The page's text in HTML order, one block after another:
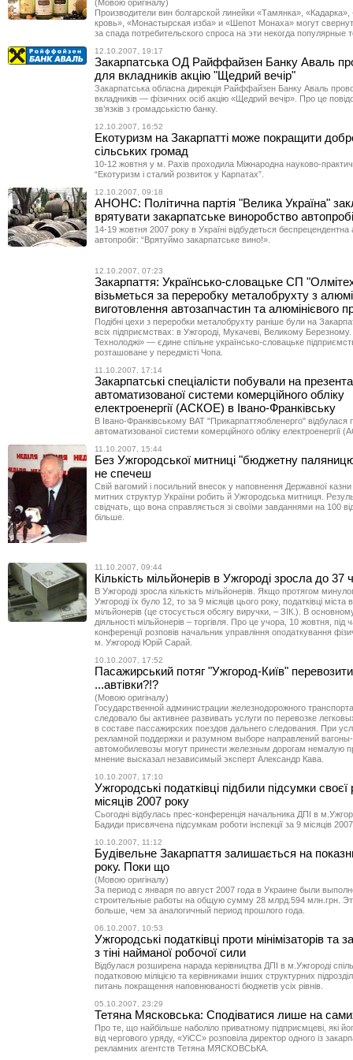
(Мовою оригіналу)
Производители вин болгарской линейки «Тамянка»,
кровь», «Монастырская изба» и «Шепот Монаха» могут
за спада потребительского спроса на эти некогда популярные
12.10.2007, 19:17
Закарпатська ОД Райффайзен Банку Аваль
для вкладників акцію "Щедрий вечір"
Закарпатська обласна дирекція Райффайзен Банку Аваль
вкладників — фізичних осіб акцію «Щедрий вечір». Про це
зв’язків з громадськістю банку.
12.10.2007, 16:52
Екотуризм на Закарпатті може покращити
сільських громад
10-12 жовтня у м. Рахів проходила Міжнародна науково-
“Екотуризм і сталий розвиток у Карпатах”.
12.10.2007, 09:18
АНОНС: Політична партія "Велика Україна"
врятувати закарпатське виноробство
14-19 жовтня 2007 року в Україні відбудеться беспрецендентна
автопробіг: “Врятуймо закарпатське вино!».
12.10.2007, 07:23
Закарпаття: Українсько-словацьке СП
візьметься за переробку металобрухту з
виготовлення автозапчастин та алюмінієвого
Подібні цехи з переробки металобрухту раніше були на
всіх підприємствах: в Ужгороді, Мукачеві, Великому
Технолоджі» — єдине спільне українсько-словацьке
розташоване у передмісті Чопа.
11.10.2007, 17:14
Закарпатські спеціалісти побували на
автоматизованої системи комерційного обліку
електроенергії (АСКОЕ) в Івано-Франківську
В Івано-Франківському ВАТ "Прикарпаттяобленерго" відбулася
автоматизованої системи комерційного обліку електроенергії
11.10.2007, 15:44
Без Ужгородської митниці "бюджетну
не спечеш
Свій вагомий і посильний внесок у наповнення Державної
митних структур України робить й Ужгородська митниця.
свідчать, що вона справляється зі своїми завданнями на 100
більше.
11.10.2007, 09:44
Кількість мільйонерів в Ужгороді зросла до 37
В Ужгороді зросла кількість мільйонерів. Якщо протягом
Ужгороді їх було 12, то за 9 місяців цього року, податківці
мільйонерів (це стосується обсягу виручки, – ЗІК.). В
діяльності мільйонерів – торгівля. Про це учора, 10 жовтня, під
конференції розповів начальник управління оподаткування
м. Ужгороді Юрій Сарай.
10.10.2007, 17:52
Пасажирський потяг "Ужгород-Київ"
...автівки?!?
(Мовою оригіналу)
Государственной администрации железнодорожного
следовало бы активнее развивать услуги по перевозке
в составе пассажирских поездов дальнего следования. При
рекламной поддержки и разумном выборе направлений вагоны-
автомобилевозы могут принести железным дорогам немалую
мнение высказал независимый эксперт Александр Кава.
10.10.2007, 17:10
Ужгородські податківці підбили підсумки
місяців 2007 року
Сьогодні відбулась прес-конференція начальника ДПІ в
Бадиди присвячена підсумкам роботи інспекції за 9 місяців
10.10.2007, 11:12
Будівельне Закарпаття залишається на
року. Поки що
(Мовою оригіналу)
За период с января по август 2007 года в Украине были
строительные работы на общую сумму 28 млрд.594 млн.грн.
больше, чем за аналогичный период прошлого года.
06.10.2007, 10:53
Ужгородські податківці проти мінімізаторів та
з тіні найманої робочої сили
Відбулася розширена нарада керівництва ДПІ в м.Ужгороді
податковою міліцією та керівниками інших структурних
питань покращення наповнюваності бюджетів усіх рівнів.
05.10.2007, 23:29
Тетяна Мясковська: Сподіватися лише на
Про те, що найбільше наболіло приватному підприємцеві, які
від чергового уряду, «УіСС» розповіла директор одного із
рекламних агентств Тетяна МЯСКОВСЬКА.